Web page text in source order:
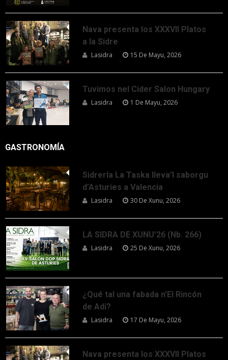
Nava presenta los XXXVII Platos
a la Sidre
Lasidra 15 De Mayu, 2026
Tuvimos nel Cider Salon Hungary
Lasidra 1 De Mayu, 2026
GASTRONOMÍA
Sidrería La Taska lleva’l saborgu
d’Asturies a Valencia
Lasidra 30 De Xunu, 2026
LA SIDRA DE XUNU’26 (Nb. 266)
Lasidra 25 De Xunu, 2026
¿Qué tal una fabada n’El Rincón
de Adi?
Lasidra 17 De Mayu, 2026
Nava presenta los XXXVII Platos